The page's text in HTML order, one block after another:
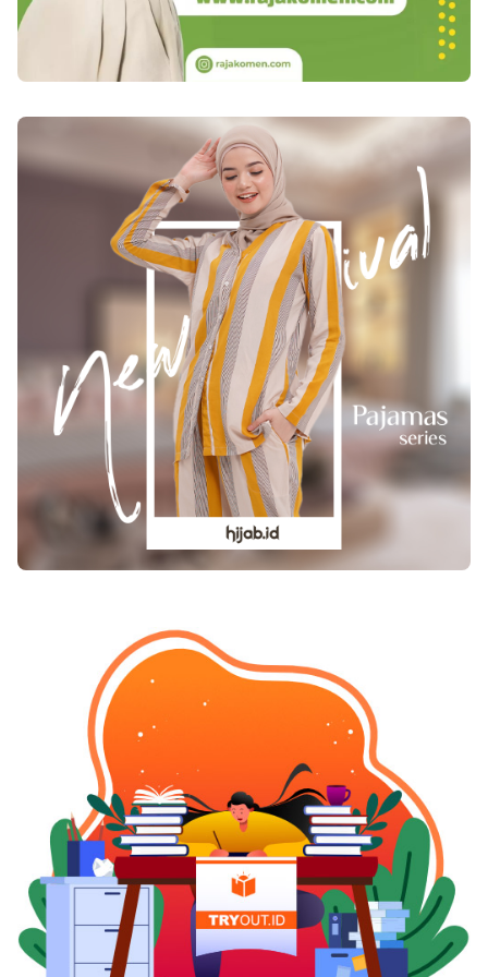
Sementara bagi kreator dan influencer, layanan ini
mendukung peningkatan engagement sehingga
akun terlihat lebih aktif dan profesional di mata
ProfesionalMenggunakan jasa share yang dikelola
secara profesional memberikan berbagai
keuntungan. Pertama, efisiensi waktu karena proses
distribusi dilakukan secara sistematis. Kedua,
jangkauan konten menjadi lebih luas karena
dibagikan ke jaringan yang telah terkurasi. Ketiga,
peluang pertumbuhan akun menjadi lebih cepat
dibandingkan hanya mengandalkan metode
organik.Selain itu, jasa share TikTok yang terpercaya
umumnya menerapkan metode yang aman dan
sesuai dengan kebijakan platform. Hal ini penting
untuk menjaga stabilitas akun dan menghindari
risiko penurunan performa akibat aktivitas yang tidak
wajar.Cara Memilih Jasa Share TikTok yang
BerkualitasAgar hasil yang diperoleh maksimal,
pemilihan jasa share harus dilakukan secara
selektif. Pastikan penyedia jasa memiliki reputasi
yang baik, testimoni yang jelas, serta sistem kerja
yang ditawarkan menargetkan share sesuai dengan
niche konten Anda. Harga yang wajar dan layanan
pelanggan yang responsif menjadi indikator
tambahan dari profesionalisme penyedia jasa.Di
tengah persaingan konten digital yang semakin
padat, jasa share menjadi bagian penting dari
strategi pemasaran media sosial. Baik untuk TikTok
maupun Instagram, layanan ini membantu
meningkatkan jangkauan, interaksi, dan peluang
viral. Secara khusus, jasa share tiktok terbukti efektif
dalam mendorong performa video agar lebih mudah
menjangkau audiens yang lebih luas. Dengan
strategi distribusi yang tepat dan dukungan jasa
share profesional, pertumbuhan akun dapat dicapai